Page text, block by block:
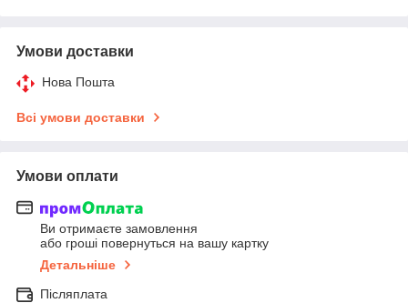
Умови доставки
Нова Пошта
Всі умови доставки
Умови оплати
Ви отримаєте замовлення
або гроші повернуться на вашу картку
Детальніше
Післяплата